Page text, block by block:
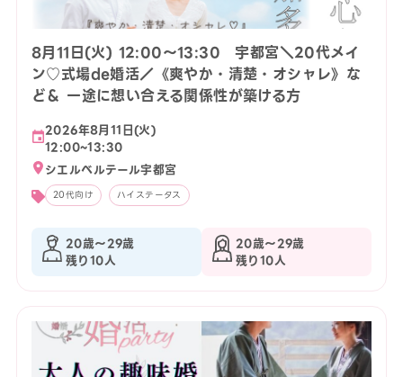
8月11日(火) 12:00〜13:30 宇都宮＼20代メイ
ン♡式場de婚活／《爽やか・清楚・オシャレ》な
ど＆ 一途に想い合える関係性が築ける方
2026年8月11日(火)
12:00~13:30
シエルベルテール宇都宮
20代向け ハイステータス
20歳〜29歳
残り10人
20歳〜29歳
残り10人